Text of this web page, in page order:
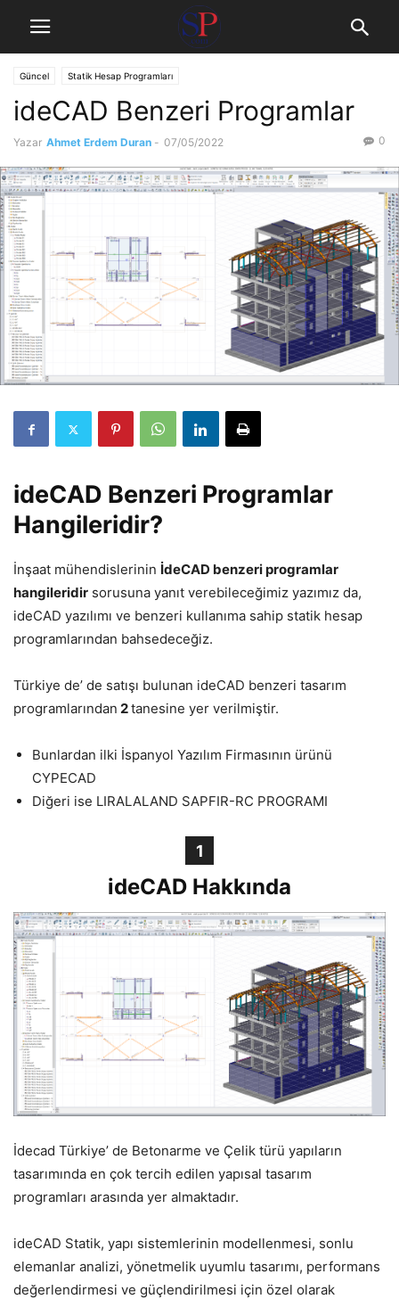
Güncel Statik Hesap Programları
ideCAD Benzeri Programlar
Yazar Ahmet Erdem Duran - 07/05/2022 0
ideCAD Benzeri Programlar
Hangileridir?
İnşaat mühendislerinin İdeCAD benzeri programlar
hangileridir sorusuna yanıt verebileceğimiz yazımız da,
ideCAD yazılımı ve benzeri kullanıma sahip statik hesap
programlarından bahsedeceğiz.
Türkiye de’ de satışı bulunan ideCAD benzeri tasarım
programlarından 2tanesine yer verilmiştir.
Bunlardan ilki İspanyol Yazılım Firmasının ürünü
CYPECAD
Diğeri ise LIRALALAND SAPFIR-RC PROGRAMI
1
ideCAD Hakkında
İdecad Türkiye’ de Betonarme ve Çelik türü yapıların
tasarımında en çok tercih edilen yapısal tasarım
programları arasında yer almaktadır.
ideCAD Statik, yapı sistemlerinin modellenmesi, sonlu
elemanlar analizi, yönetmelik uyumlu tasarımı, performans
değerlendirmesi ve güçlendirilmesi için özel olarak